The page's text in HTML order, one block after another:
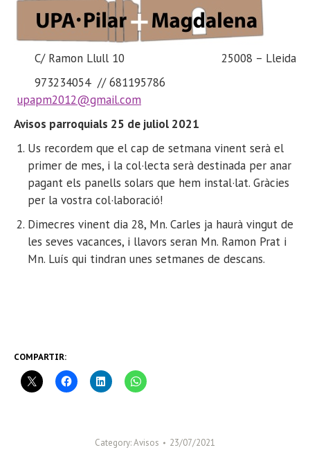
C/ Ramon Llull 10
25008 – Lleida
973234054 // 681195786
upapm2012@gmail.com
Avisos parroquials 25 de juliol 2021
Us recordem que el cap de setmana vinent serà el
primer de mes, i la col·lecta serà destinada per anar
pagant els panells solars que hem instal·lat. Gràcies
per la vostra col·laboració!
Dimecres vinent dia 28, Mn. Carles ja haurà vingut de
les seves vacances, i llavors seran Mn. Ramon Prat i
Mn. Luís qui tindran unes setmanes de descans.
COMPARTIR:
Category:Avisos 23/07/2021